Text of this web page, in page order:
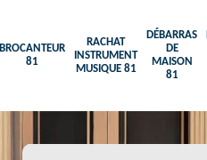
BROCANTEUR
81
RACHAT
INSTRUMENT
MUSIQUE 81
DÉBARRAS
DE
MAISON
81